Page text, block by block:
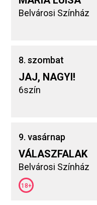
Belvárosi Színház
8. szombat
JAJ, NAGYI!
6szín
9. vasárnap
VÁLASZFALAK
Belvárosi Színház
18+